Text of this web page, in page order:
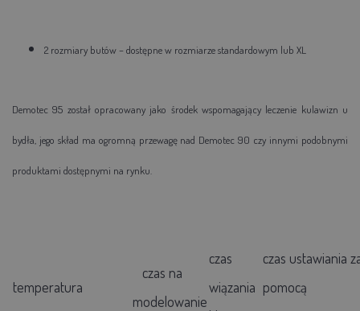
2 rozmiary butów – dostępne w rozmiarze standardowym lub XL
Demotec 95 został opracowany jako środek wspomagający leczenie kulawizn u
bydła, jego skład ma ogromną przewagę nad Demotec 90 czy innymi podobnymi
produktami dostępnymi na rynku.
temperatura
czas na
modelowanie
czas
wiązania
czas ustawiania
pomocą